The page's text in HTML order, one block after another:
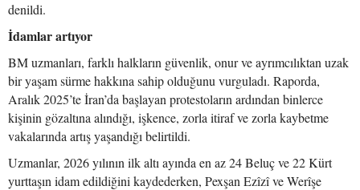
denildi.
İdamlar artıyor
BM uzmanları, farklı halkların güvenlik, onur ve ayrımcılıktan uzak
bir yaşam sürme hakkına sahip olduğunu vurguladı. Raporda,
Aralık 2025’te İran’da başlayan protestoların ardından binlerce
kişinin gözaltına alındığı, işkence, zorla itiraf ve zorla kaybetme
vakalarında artış yaşandığı belirtildi.
Uzmanlar, 2026 yılının ilk altı ayında en az 24 Beluç ve 22 Kürt
yurttaşın idam edildiğini kaydederken, Pexşan Ezîzî ve Werîşe